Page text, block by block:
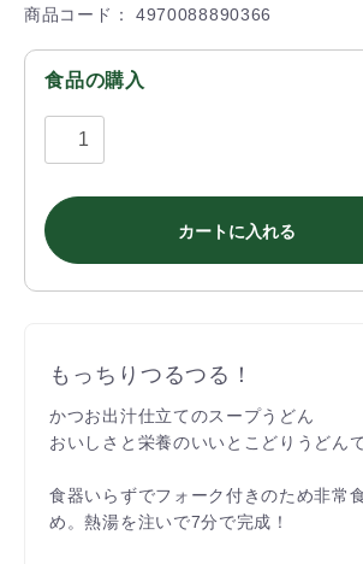
商品コード： 4970088890366
食品の購入
カートに入れる
もっちりつるつる！
かつお出汁仕立てのスープうどん
おいしさと栄養のいいとこどりうどんで
食器いらずでフォーク付きのため非常
め。熱湯を注いで7分で完成！